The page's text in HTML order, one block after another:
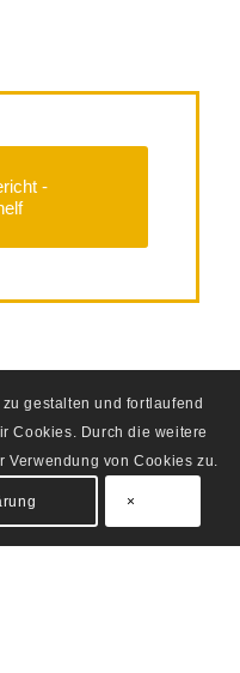
-
gestalten und fortlaufend
Cookies. Durch die weitere
Verwendung von Cookies zu.
×